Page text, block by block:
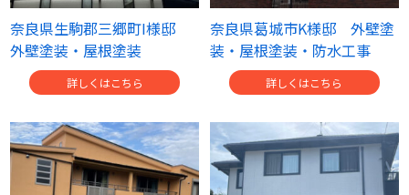
奈良県生駒郡三郷町I様邸
外壁塗装・屋根塗装
詳しくはこちら
奈良県葛城市K様邸 外壁塗
装・屋根塗装・防水工事
詳しくはこちら